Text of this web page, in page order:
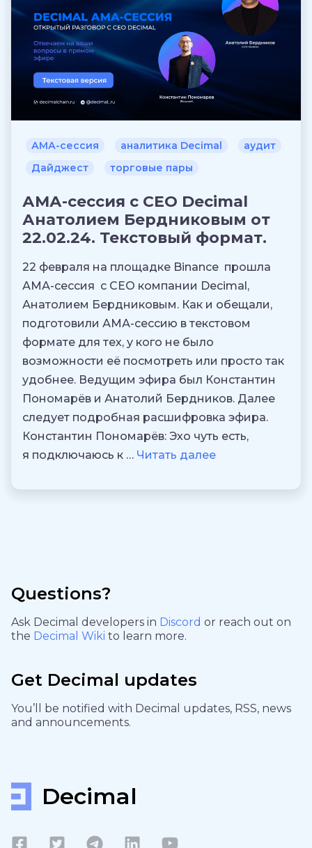
АМА-сессия аналитика Decimal
аудит
Дайджест
торговые пары
АМА-сессия с CEO Decimal
Анатолием Бердниковым от
22.02.24. Текстовый формат.
22 февраля на площадке Binance прошла
АМА-сессия с CEO компании Decimal,
Анатолием Бердниковым. Как и обещали,
подготовили АМА-сессию в текстовом
формате для тех, у кого не было
возможности её посмотреть или просто так
удобнее. Ведущим эфира был Константин
Пономарёв и Анатолий Бердников. Далее
следует подробная расшифровка эфира.
Константин Пономарёв: Эхо чуть есть,
я подключаюсь к … Читать далее
Questions?
Ask Decimal developers in Discord or reach out on
the Decimal Wiki to learn more.
Get Decimal updates
You’ll be notified with Decimal updates, RSS, news
and announcements.
Decimal